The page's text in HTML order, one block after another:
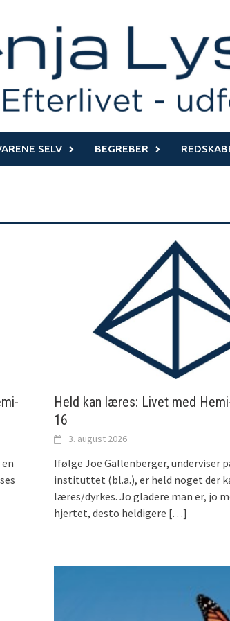
SELV BEGREBER
Held kan læres: Livet med
16
3. august 2026
Ifølge Joe Gallenberger, underviser
instituttet (bl.a.), er held noget der
læres/dyrkes. Jo gladere man er, jo
hjertet, desto heldigere […]